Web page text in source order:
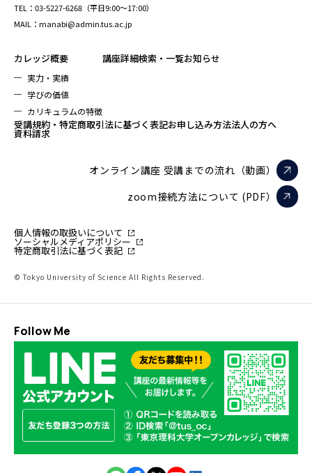
TEL：03-5227-6268（平日9:00～17:00）
MAIL：manabi@admin.tus.ac.jp
カレッジ概要
実力・実績
学びの価値
カリキュラムの特徴
講座詳細検索・一覧お知らせ
受講規約・特定商取引法に基づく表記お申し込み方法法人の方へ
資料請求
オンライン講座 受講までの流れ（動画）
zoom接続方法について (PDF）
個人情報の取扱いについて
ソーシャルメディアポリシー
特定商取引法に基づく表記
© Tokyo University of Science All Rights Reserved.
Follow Me